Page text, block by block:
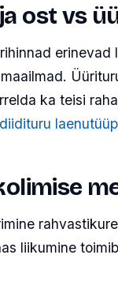
ost vs
ka teisi
liikumine